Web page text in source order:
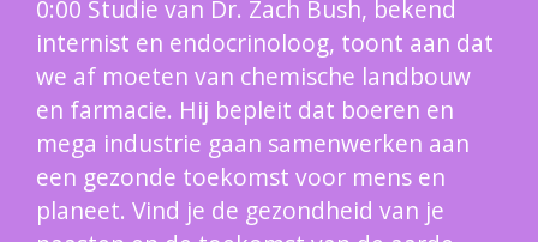
0:00 Studie van Dr. Zach Bush, bekend
internist en endocrinoloog, toont aan dat
we af moeten van chemische landbouw
en farmacie. Hij bepleit dat boeren en
mega industrie gaan samenwerken aan
een gezonde toekomst voor mens en
planeet. Vind je de gezondheid van je